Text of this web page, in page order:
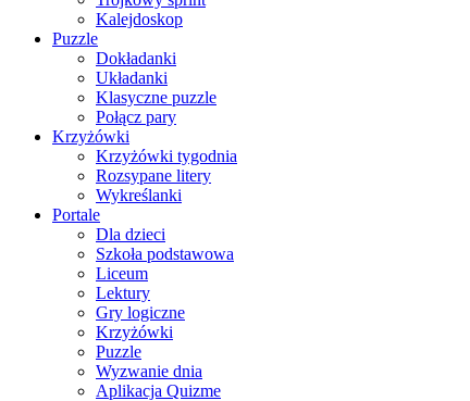
Kalejdoskop
Puzzle
Dokładanki
Układanki
Klasyczne puzzle
Połącz pary
Krzyżówki
Krzyżówki tygodnia
Rozsypane litery
Wykreślanki
Portale
Dla dzieci
Szkoła podstawowa
Liceum
Lektury
Gry logiczne
Krzyżówki
Puzzle
Wyzwanie dnia
Aplikacja Quizme